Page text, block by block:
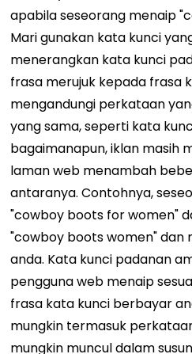
apabila seseorang menaip
Mari gunakan kata kunci
menerangkan kata kunci
frasa merujuk kepada frasa
mengandungi perkataan
yang sama, seperti kata
bagaimanapun, iklan masih
laman web menambah
antaranya. Contohnya,
"cowboy boots for women"
"cowboy boots women" dan
anda. Kata kunci padanan
pengguna web menaip
frasa kata kunci berbayar
mungkin termasuk
mungkin muncul dalam